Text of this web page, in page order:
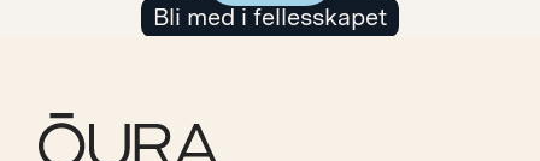
Bli med i fellesskapet